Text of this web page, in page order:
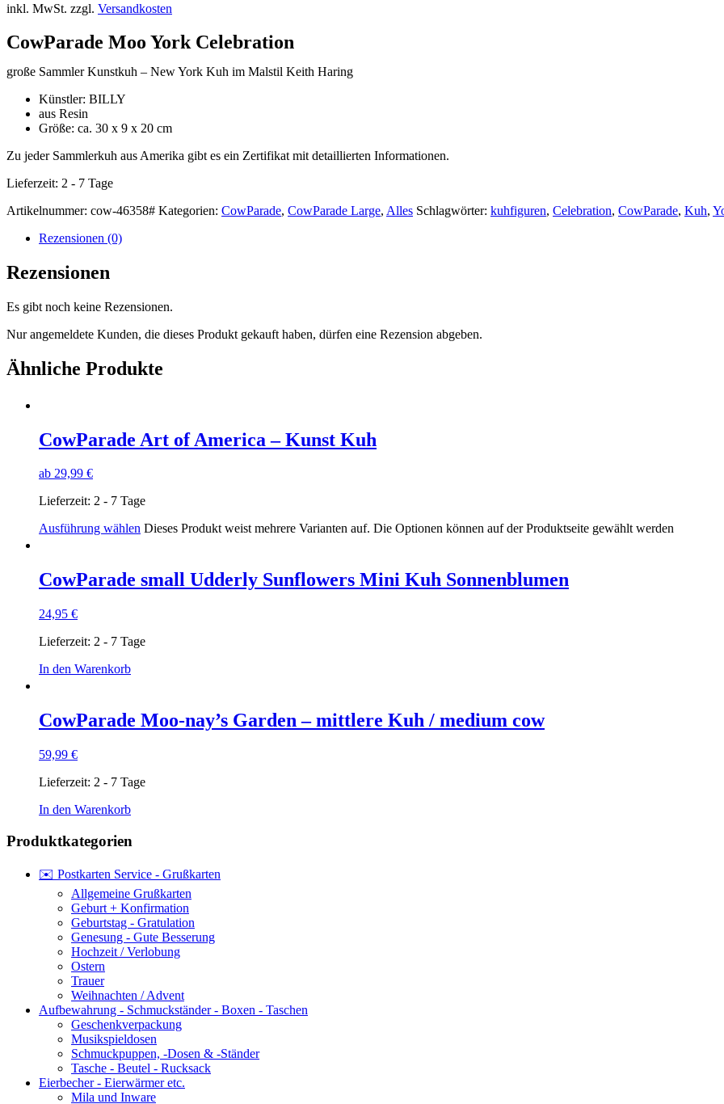
inkl. MwSt. zzgl. Versandkosten
CowParade Moo York Celebration
große Sammler Kunstkuh – New York Kuh im Malstil Keith Haring
Künstler: BILLY
aus Resin
Größe: ca. 30 x 9 x 20 cm
Zu jeder Sammlerkuh aus Amerika gibt es ein Zertifikat mit detaillierten Informationen.
Lieferzeit: 2 - 7 Tage
Artikelnummer: cow-46358# Kategorien: CowParade, CowParade Large, Alles Schlagwörter: kuhfiguren, Celebration, CowParade, Kuh,
Rezensionen (0)
Rezensionen
Es gibt noch keine Rezensionen.
Nur angemeldete Kunden, die dieses Produkt gekauft haben, dürfen eine Rezension abgeben.
Ähnliche Produkte
CowParade Art of America – Kunst Kuh
ab 29,99 €
Lieferzeit: 2 - 7 Tage
Ausführung wählen Dieses Produkt weist mehrere Varianten auf. Die Optionen können auf der Produktseite gewählt werden
CowParade small Udderly Sunflowers Mini Kuh Sonnenblumen
24,95 €
Lieferzeit: 2 - 7 Tage
In den Warenkorb
CowParade Moo-nay’s Garden – mittlere Kuh / medium cow
59,99 €
Lieferzeit: 2 - 7 Tage
In den Warenkorb
Produktkategorien
✉️ Postkarten Service - Grußkarten
Allgemeine Grußkarten
Geburt + Konfirmation
Geburtstag - Gratulation
Genesung - Gute Besserung
Hochzeit / Verlobung
Ostern
Trauer
Weihnachten / Advent
Aufbewahrung - Schmuckständer - Boxen - Taschen
Geschenkverpackung
Musikspieldosen
Schmuckpuppen, -Dosen & -Ständer
Tasche - Beutel - Rucksack
Eierbecher - Eierwärmer etc.
Mila und Inware